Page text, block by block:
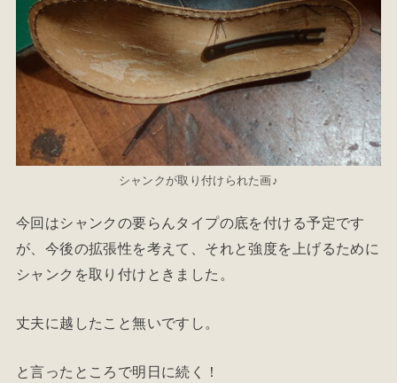
シャンクが取り付けられた画♪
今回はシャンクの要らんタイプの底を付ける予定です
が、今後の拡張性を考えて、それと強度を上げるために
シャンクを取り付けときました。
丈夫に越したこと無いですし。
と言ったところで明日に続く！